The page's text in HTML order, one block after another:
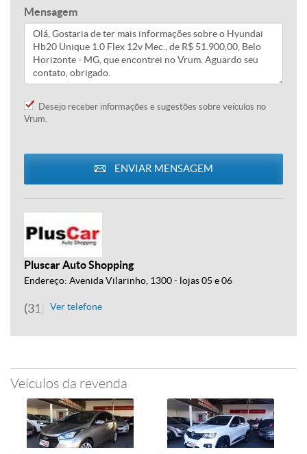
Mensagem
Desejo receber informações e sugestões sobre veículos no
Vrum.
ENVIAR MENSAGEM
Pluscar Auto Shopping
Endereço: Avenida Vilarinho, 1300 - lojas 05 e 06
(31) 3245-7473
Ver telefone
Veículos da revenda